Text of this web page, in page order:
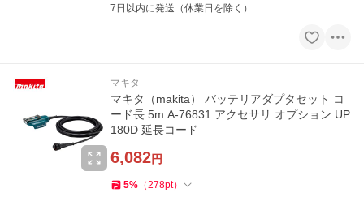
7日以内に発送（休業日を除く）
マキタ
マキタ（makita） バッテリアダプタセット コ
ード長 5m A-76831 アクセサリ オプション UP
180D 延長コード
6,082円
5% （278pt）